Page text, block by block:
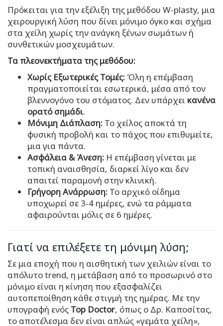
Πρόκειται για την εξέλιξη της μεθόδου W-plasty, μια
χειρουργική λύση που δίνει μόνιμο όγκο και σχήμα
στα χείλη χωρίς την ανάγκη ξένων σωμάτων ή
συνθετικών μοσχευμάτων.
Τα πλεονεκτήματα της μεθόδου:
Χωρίς Εξωτερικές Τομές: Όλη η επέμβαση
πραγματοποιείται εσωτερικά, μέσα από τον
βλεννογόνο του στόματος. Δεν υπάρχει κανένα
ορατό σημάδι.
Μόνιμη Διάπλαση: Το χείλος αποκτά τη
φυσική προβολή και το πάχος που επιθυμείτε,
μια για πάντα.
Ασφάλεια & Άνεση: Η επέμβαση γίνεται με
τοπική αναισθησία, διαρκεί λίγο και δεν
απαιτεί παραμονή στην κλινική.
Γρήγορη Ανάρρωση: Το αρχικό οίδημα
υποχωρεί σε 3-4 ημέρες, ενώ τα ράμματα
αφαιρούνται μόλις σε 6 ημέρες.
Γιατί να επιλέξετε τη μόνιμη λύση;
Σε μια εποχή που η αισθητική των χειλιών είναι το
απόλυτο trend, η μετάβαση από το προσωρινό στο
μόνιμο είναι η κίνηση που εξασφαλίζει
αυτοπεποίθηση κάθε στιγμή της ημέρας. Με την
υπογραφή ενός Top Doctor, όπως ο Δρ. Καποσίτας,
το αποτέλεσμα δεν είναι απλώς «γεμάτα χείλη»,